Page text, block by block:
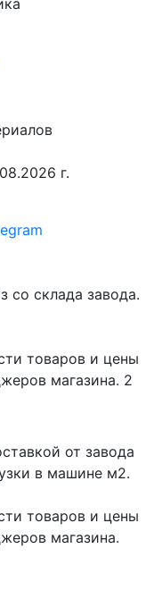
г.
со склада завода.
товаров и цены
магазина. 2
от завода
в машине м2.
товаров и цены
магазина.